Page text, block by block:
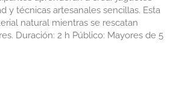
y técnicas artesanales sencillas. Esta
natural mientras se rescatan
Duración: 2 h Público: Mayores de 5